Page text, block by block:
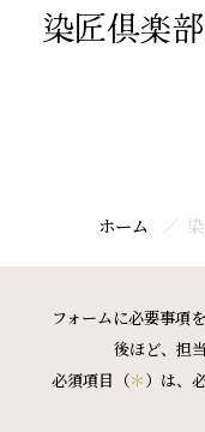
染匠倶楽
ホーム
フォームに必要事項
後ほど、担
必須項目（＊）は、